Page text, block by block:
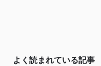
よく読まれている記事